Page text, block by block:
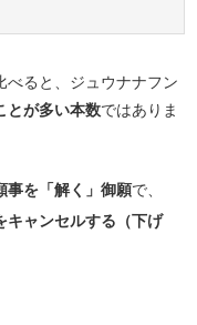
ると、ジュウナナフン
とが多い本数ではありま
事を「解く」御願で、
キャンセルする（下げ